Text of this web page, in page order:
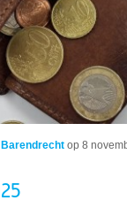
op 8